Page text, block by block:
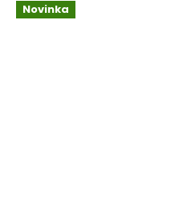
Novinka